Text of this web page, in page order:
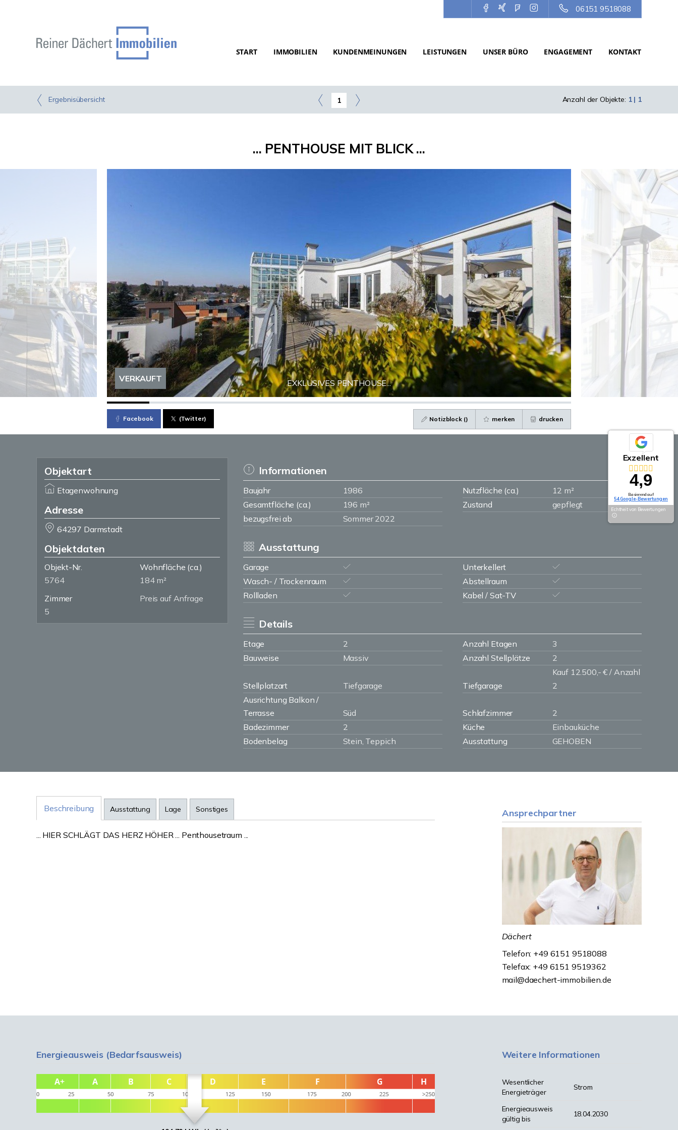
06151 9518088
START IMMOBILIEN KUNDENMEINUNGEN LEISTUNGEN UNSER BÜRO ENGAGEMENT KONTAKT
Ergebnisübersicht 1 Anzahl der Objekte: 1 | 1
... PENTHOUSE MIT BLICK ...
EXKLUSIVES PENTHOUSE...
VERKAUFT
Facebook (Twitter) Notizblock () merken drucken
Objektart
Etagenwohnung
Adresse
64297 Darmstadt
Objektdaten
Objekt-Nr.
5764
Wohnfläche (ca.)
184 m²
Zimmer
5
Preis auf Anfrage
Informationen
Baujahr 1986 Nutzfläche (ca.)
12 m²
Gesamtfläche (ca.)
196 m² Zustand
gepflegt
bezugsfrei ab
Sommer 2022
Ausstattung
Garage
Unterkellert
Wasch- / Trockenraum
Abstellraum
Rollladen
Kabel / Sat-TV
Details
Etage 2 Anzahl Etagen
3
Bauweise
Massiv Anzahl Stellplätze 2
Stellplatzart Tiefgarage Tiefgarage
Kauf 12.500,- € / Anzahl
2
Ausrichtung Balkon /
Terrasse
Süd Schlafzimmer
2
Badezimmer
2 Küche
Einbauküche
Bodenbelag
Stein, Teppich Ausstattung GEHOBEN
Beschreibung Ausstattung Lage Sonstiges
... HIER SCHLÄGT DAS HERZ HÖHER ... Penthousetraum ...
Ansprechpartner
Dächert
Telefon: +49 6151 9518088
Telefax: +49 6151 9519362
mail@daechert-immobilien.de
Energieausweis (Bedarfsausweis) Weitere Informationen
Wesentlicher
Energieträger
Strom
Energieausweis
gültig bis
18.04.2030
Exzellent
4,9
Basierend auf
54 Google-Bewertungen
Echtheit von Bewertungen